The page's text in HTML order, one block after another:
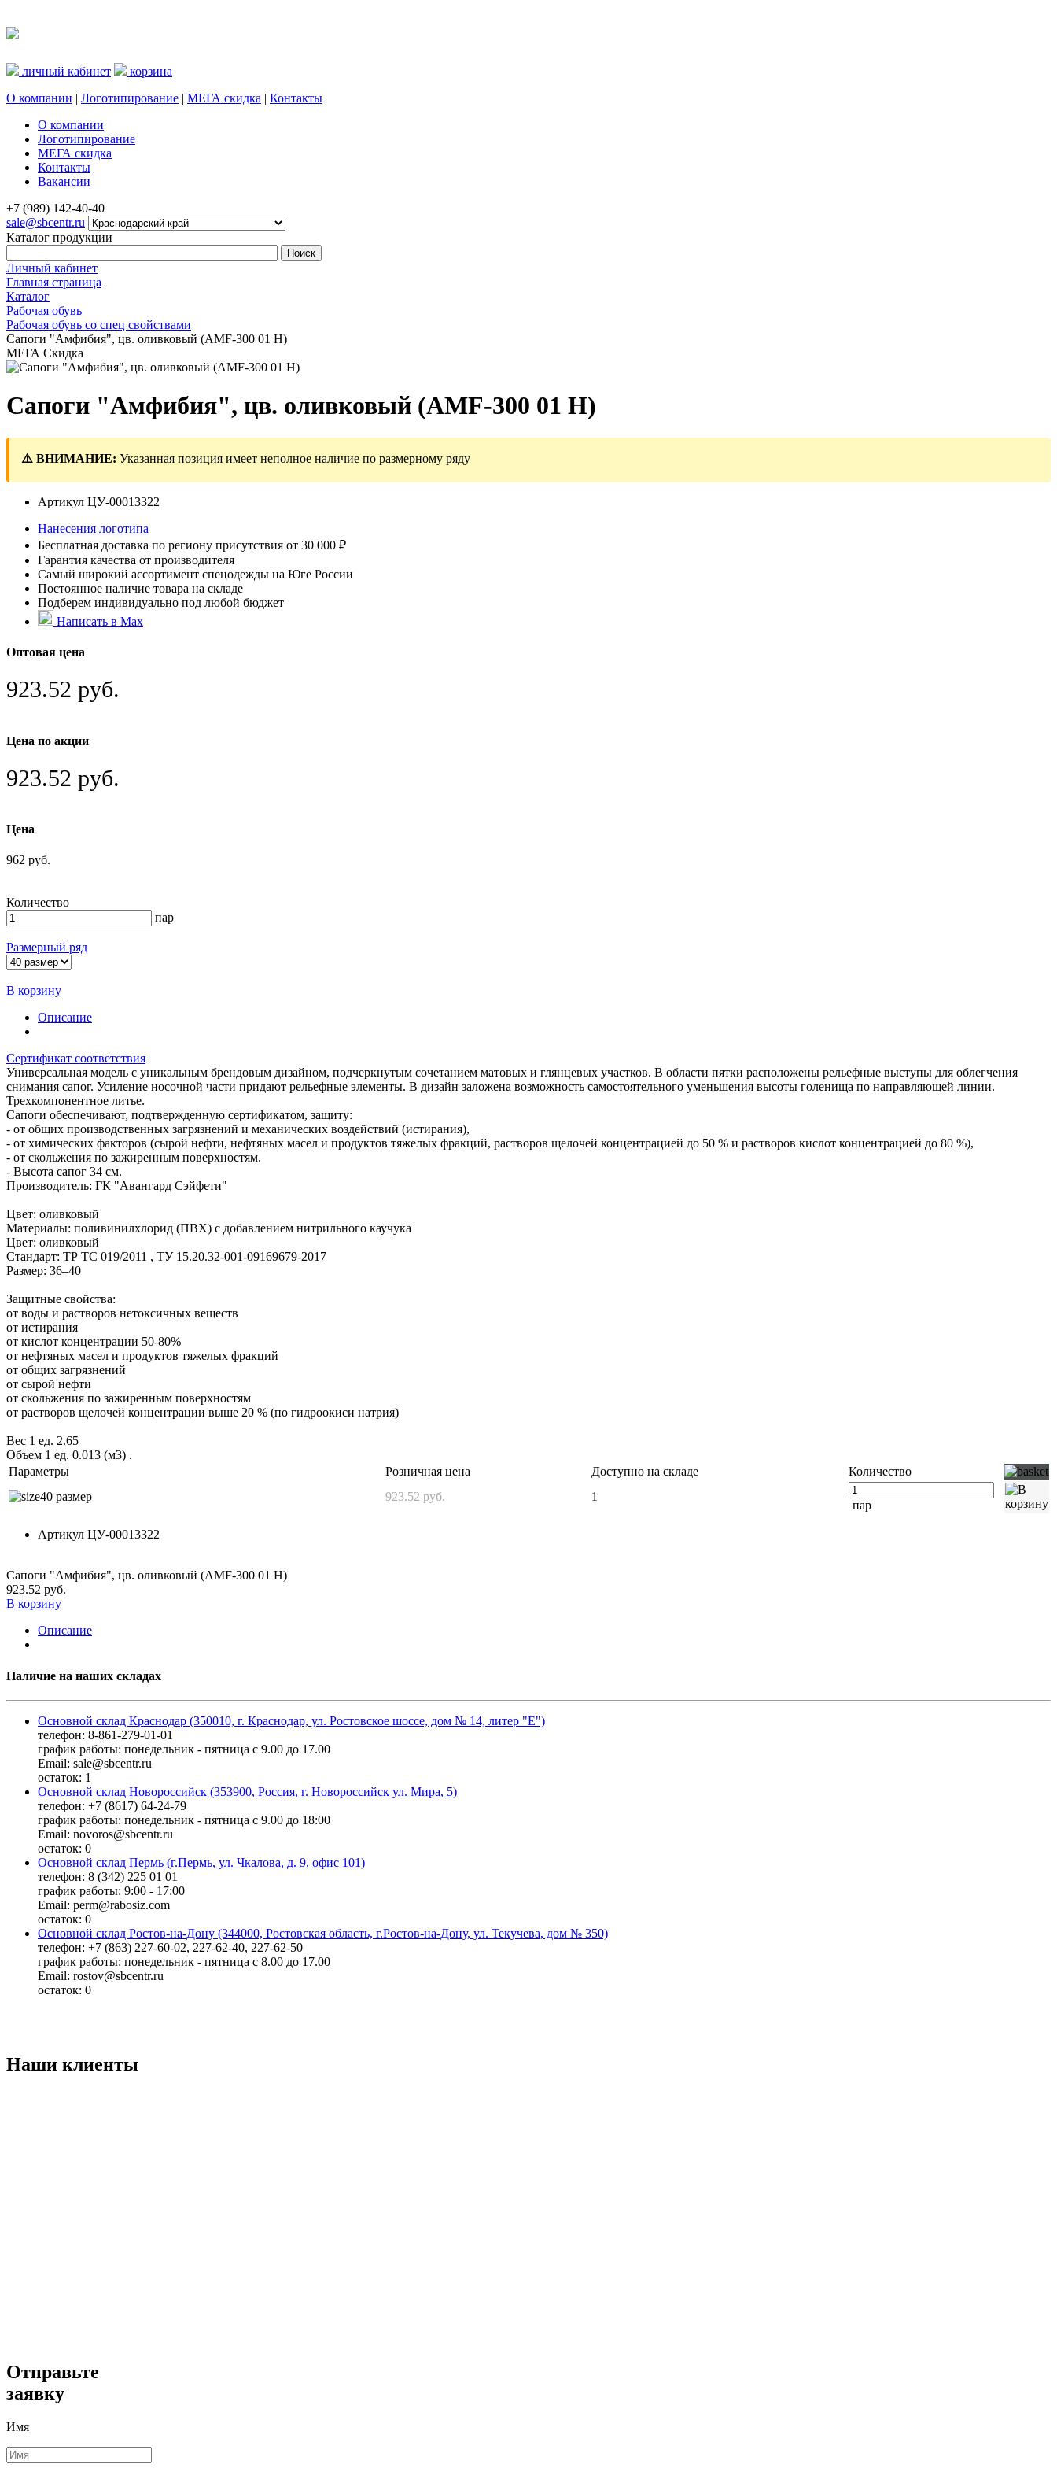
личный кабинет
корзина
О компании | Логотипирование | МЕГА скидка | Контакты
О компании
Логотипирование
МЕГА скидка
Контакты
Вакансии
+7 (989) 142-40-40
sale@sbcentr.ru
Каталог продукции
Личный кабинет
Главная страница
Каталог
Рабочая обувь
Рабочая обувь со спец свойствами
Сапоги "Амфибия", цв. оливковый (AMF-300 01 H)
МЕГА Скидка
Сапоги "Амфибия", цв. оливковый (AMF-300 01 H)
⚠️ ВНИМАНИЕ: Указанная позиция имеет неполное наличие по размерному ряду
Артикул ЦУ-00013322
Нанесения логотипа
Бесплатная доставка по региону присутствия от 30 000 ₽
Гарантия качества от производителя
Самый широкий ассортимент спецодежды на Юге России
Постоянное наличие товара на складе
Подберем индивидуально под любой бюджет
Написать в Max
Оптовая цена
923.52 руб.
Цена по акции
923.52 руб.
Цена
962 руб.
Количество
пар
Размерный ряд
В корзину
Описание
Сертификат соответствия
Универсальная модель с уникальным брендовым дизайном, подчеркнутым сочетанием матовых и глянцевых участков. В области пятки расположены рельефные выступы для облегчения
снимания сапог. Усиление носочной части придают рельефные элементы. В дизайн заложена возможность самостоятельного уменьшения высоты голенища по направляющей линии.
Трехкомпонентное литье.
Сапоги обеспечивают, подтвержденную сертификатом, защиту:
- от общих производственных загрязнений и механических воздействий (истирания),
- от химических факторов (сырой нефти, нефтяных масел и продуктов тяжелых фракций, растворов щелочей концентрацией до 50 % и растворов кислот концентрацией до 80 %),
- от скольжения по зажиренным поверхностям.
- Высота сапог 34 см.
Производитель: ГК "Авангард Сэйфети"
Цвет: оливковый
Материалы: поливинилхлорид (ПВХ) с добавлением нитрильного каучука
Цвет: оливковый
Стандарт: ТР ТС 019/2011 , ТУ 15.20.32-001-09169679-2017
Размер: 36–40
Защитные свойства:
от воды и растворов нетоксичных веществ
от истирания
от кислот концентрации 50-80%
от нефтяных масел и продуктов тяжелых фракций
от общих загрязнений
от сырой нефти
от скольжения по зажиренным поверхностям
от растворов щелочей концентрации выше 20 % (по гидроокиси натрия)
Вес 1 ед. 2.65
Объем 1 ед. 0.013 (м3) .
Параметры
Розничная цена Доступно на складе
Количество
40 размер
923.52 руб. 1
пар
Артикул ЦУ-00013322
Сапоги "Амфибия", цв. оливковый (AMF-300 01 H)
923.52 руб.
В корзину
Описание
Наличие на наших складах
Основной склад Краснодар (350010, г. Краснодар, ул. Ростовское шоссе, дом № 14, литер "Е")
телефон: 8-861-279-01-01
график работы: понедельник - пятница с 9.00 до 17.00
Email: sale@sbcentr.ru
остаток: 1
Основной склад Новороссийск (353900, Россия, г. Новороссийск ул. Мира, 5)
телефон: +7 (8617) 64-24-79
график работы: понедельник - пятница с 9.00 до 18:00
Email: novoros@sbcentr.ru
остаток: 0
Основной склад Пермь (г.Пермь, ул. Чкалова, д. 9, офис 101)
телефон: 8 (342) 225 01 01
график работы: 9:00 - 17:00
Email: perm@rabosiz.com
остаток: 0
Основной склад Ростов-на-Дону (344000, Ростовская область, г.Ростов-на-Дону, ул. Текучева, дом № 350)
телефон: +7 (863) 227-60-02, 227-62-40, 227-62-50
график работы: понедельник - пятница с 8.00 до 17.00
Email: rostov@sbcentr.ru
остаток: 0
Наши клиенты
Отправьте
заявку
Имя